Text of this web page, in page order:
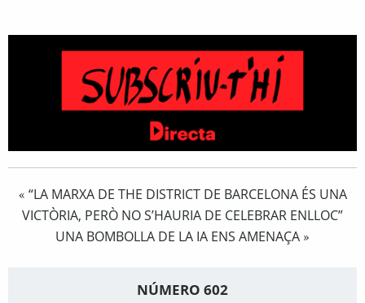
« “LA MARXA DE THE DISTRICT DE BARCELONA ÉS UNA
VICTÒRIA, PERÒ NO S’HAURIA DE CELEBRAR ENLLOC”
UNA BOMBOLLA DE LA IA ENS AMENAÇA »
NÚMERO 602